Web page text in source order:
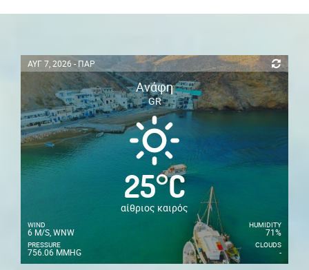
ΑΥΓ 7, 2026 - ΠΑΡ
Ανάφη
GR
25°C
αίθριος καιρός
WIND
6 M/S, WNW
PRESSURE
756.06 MMHG
HUMIDITY
71%
CLOUDS
-